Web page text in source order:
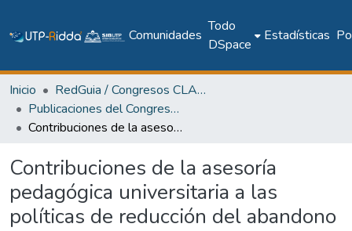
Comunidades
Todo
DSpace
Estadísticas
Inicio
RedGuia / Congresos CLABES
Publicaciones del Congreso Internacional CLABES
Contribuciones de la asesoría pedagógica universitaria a las políticas de reducción del abandono
Contribuciones de la asesoría
pedagógica universitaria a las
políticas de reducción del abandono